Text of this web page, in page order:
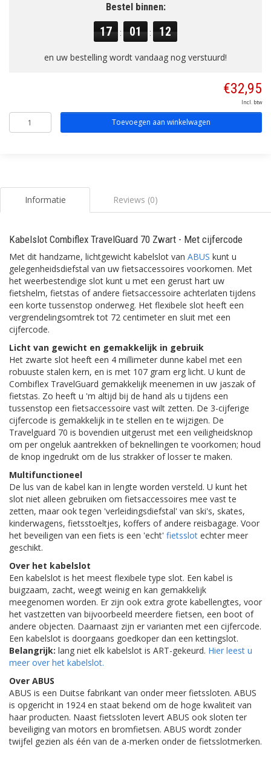
Bestel binnen:
17 : 01 : 12
en uw bestelling wordt vandaag nog verstuurd!
€32,95
Incl. btw
Toevoegen aan winkelwagen
Informatie Reviews (0)
Kabelslot Combiflex TravelGuard 70 Zwart - Met cijfercode
Met dit handzame, lichtgewicht kabelslot van ABUS kunt u
gelegenheidsdiefstal van uw fietsaccessoires voorkomen. Met
het weerbestendige slot kunt u met een gerust hart uw
fietshelm, fietstas of andere fietsaccessoire achterlaten tijdens
een korte tussenstop onderweg. Het flexibele slot heeft een
vergrendelingsomtrek tot 72 centimeter en sluit met een
cijfercode.
Licht van gewicht en gemakkelijk in gebruik
Het zwarte slot heeft een 4 millimeter dunne kabel met een
robuuste stalen kern, en is met 107 gram erg licht. U kunt de
Combiflex TravelGuard gemakkelijk meenemen in uw jaszak of
fietstas. Zo heeft u 'm altijd bij de hand als u tijdens een
tussenstop een fietsaccessoire vast wilt zetten. De 3-cijferige
cijfercode is gemakkelijk in te stellen en te wijzigen. De
Travelguard 70 is bovendien uitgerust met een veiligheidsknop
om per ongeluk aantrekken of beknellingen te voorkomen; houd
de knop ingedrukt om de lus strakker of losser te maken.
Multifunctioneel
De lus van de kabel kan in lengte worden versteld. U kunt het
slot niet alleen gebruiken om fietsaccessoires mee vast te
zetten, maar ook tegen 'verleidingsdiefstal' van ski's, skates,
kinderwagens, fietsstoeltjes, koffers of andere reisbagage. Voor
het beveiligen van een fiets is een 'echt' fietsslot echter meer
geschikt.
Over het kabelslot
Een kabelslot is het meest flexibele type slot. Een kabel is
buigzaam, zacht, weegt weinig en kan gemakkelijk
meegenomen worden. Er zijn ook extra grote kabellengtes, voor
het vastzetten van bijvoorbeeld meerdere fietsen, een boot of
andere objecten. Daarnaast zijn er varianten met een cijfercode.
Een kabelslot is doorgaans goedkoper dan een kettingslot.
Belangrijk: lang niet elk kabelslot is ART-gekeurd. Hier leest u
meer over het kabelslot.
Over ABUS
ABUS is een Duitse fabrikant van onder meer fietssloten. ABUS
is opgericht in 1924 en staat bekend om de hoge kwaliteit van
haar producten. Naast fietssloten levert ABUS ook sloten ter
beveiliging van motors en bromfietsen. ABUS wordt zonder
twijfel gezien als één van de a-merken onder de fietsslotmerken.